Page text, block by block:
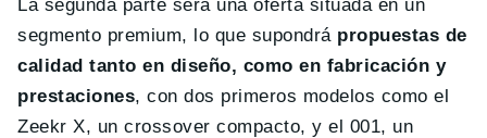
La segunda parte será una oferta situada en un
segmento premium, lo que supondrápropuestas de
calidad tanto en diseño, como en fabricación y
prestaciones, con dos primeros modelos como el
Zeekr X, un crossover compacto, y el 001, un